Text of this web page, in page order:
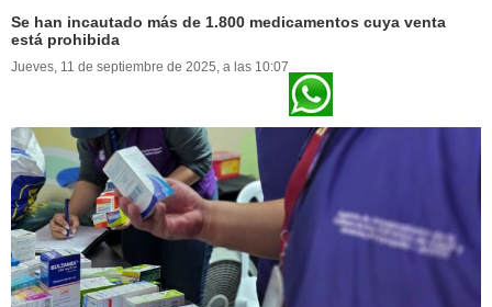
Se han incautado más de 1.800 medicamentos cuya venta
está prohibida
Jueves, 11 de septiembre de 2025, a las 10:07